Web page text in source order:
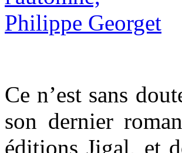
Ce n’est sans
son dernier
éditions Jigal, et